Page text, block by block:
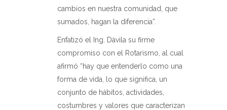
cambios en nuestra comunidad, que
sumados, hagan la diferencia”.
Enfatizó el Ing. Dávila su firme
compromiso con el Rotarismo, al cual
afirmó “hay que entenderlo como una
forma de vida, lo que significa, un
conjunto de hábitos, actividades,
costumbres y valores que caracterizan